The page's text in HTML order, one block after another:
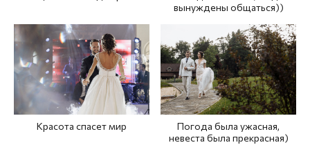
вынуждены общаться))
Красота спасет мир
Погода была ужасная,
невеста была прекрасная)